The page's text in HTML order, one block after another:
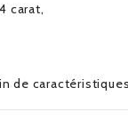
carat,
de